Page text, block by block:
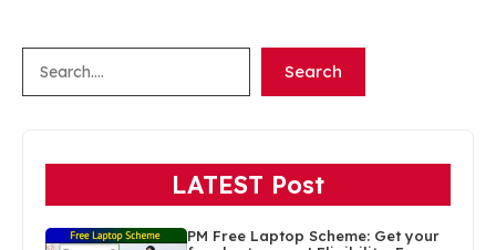
Search
LATEST Post
PM Free Laptop Scheme: Get your